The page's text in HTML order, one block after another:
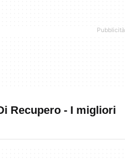
Recupero - I migliori